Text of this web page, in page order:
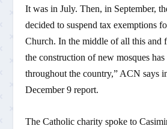
It was in July. Then, in September,
decided to suspend tax exemptions
Church. In the middle of all this and
the construction of new mosques
throughout the country,” ACN says
December 9 report.
The Catholic charity spoke to